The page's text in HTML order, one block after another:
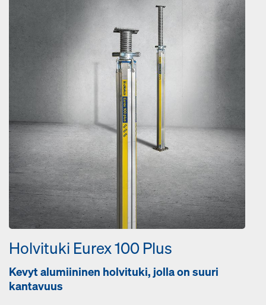
Holvituki Eurex 100 Plus
Kevyt alumiininen holvituki, jolla on suuri
kantavuus